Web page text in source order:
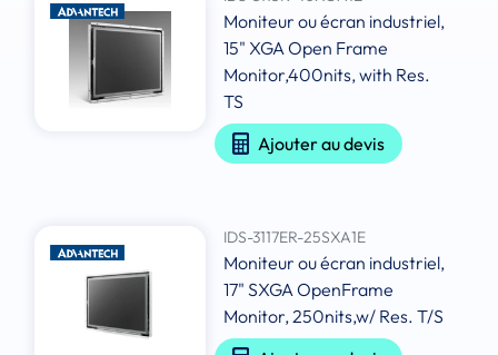
Moniteur ou écran industriel,
15" XGA Open Frame
Monitor,400nits, with Res.
TS
Ajouter au devis
IDS-3117ER-25SXA1E
Moniteur ou écran industriel,
17" SXGA OpenFrame
Monitor, 250nits,w/ Res. T/S